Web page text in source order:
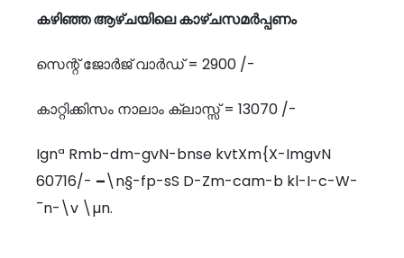
കഴിഞ്ഞ ആഴ്ചയിലെ കാഴ്ചസമർപ്പണം
സെന്റ് ജോർജ് വാർഡ് = 2900 /-
കാറ്റിക്കിസം നാലാം ക്ലാസ്സ് = 13070 /-
Ignª Rmb-dm-gvN-bnse kvtXm{X-ImgvN
60716/- –\n§-fp-sS D-Zm-cam-b kl-I-c-W-
¯n-\v \µn.